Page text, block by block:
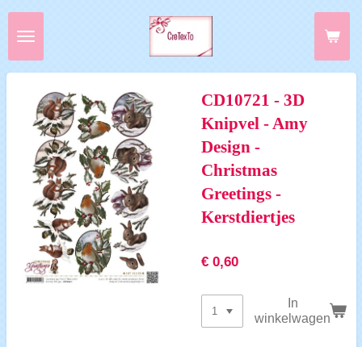
Ga
direct
de
hoofdinhoud
CD10721 - 3D
Knipvel - Amy
Design -
Christmas
Greetings -
Kerstdiertjes
€ 0,60
In
winkelwagen